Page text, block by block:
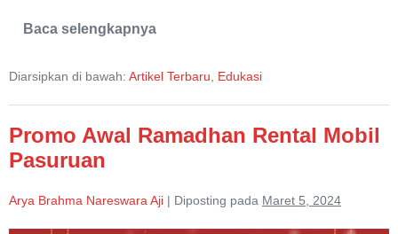
Baca selengkapnya
Selain
Kondisi
Juga
Sebabkan
Ban
Bocor
Diarsipkan di bawah: Artikel Terbaru Edukasi
Promo Awal Ramadhan Rental Mobil
Pasuruan
Arya Brahma Nareswara Aji | Diposting pada Maret 5, 2024